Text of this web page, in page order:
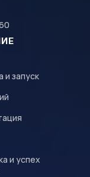
и запуск
и успех